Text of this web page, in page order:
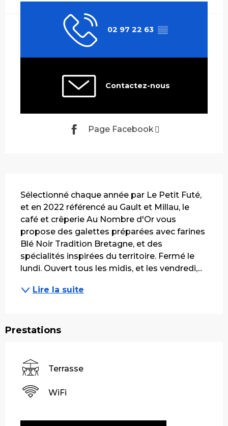
02 97 22 63 ▒▒
Contactez-nous
Page Facebook
Sélectionné chaque année par Le Petit Futé,
et en 2022 référencé au Gault et Millau, le
café et crêperie Au Nombre d'Or vous
propose des galettes préparées avec farines
Blé Noir Tradition Bretagne, et des
spécialités inspirées du territoire. Fermé le
lundi. Ouvert tous les midis, et les vendredi,...
Lire la suite
Prestations
Terrasse
WiFi